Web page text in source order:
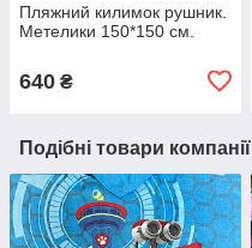
Пляжний килимок рушник.
Метелики 150*150 см.
640 ₴
Подібні товари компанії